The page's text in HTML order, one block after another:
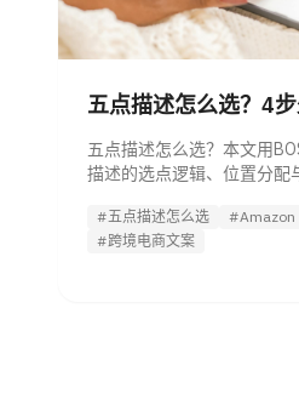
五点描述怎么选？4
五点描述怎么选？本文用
描述的选点逻辑、位置分配
团队文案是否选对重点。
#五点描述怎么选
#Amazon
#跨境电商文案